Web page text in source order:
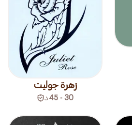
زهرة جوليت
30 - 45 د